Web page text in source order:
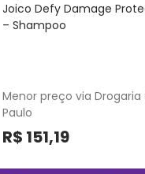
Joico Defy Damage
– Shampoo
Menor preço via Drogaria
Paulo
R$ 151,19